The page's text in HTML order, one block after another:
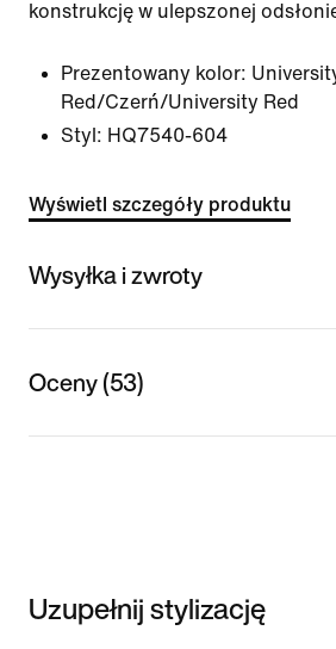
konstrukcję w ulepszonej
Prezentowany kolor:
Red/Czerń/University Red
Styl: HQ7540-604
Wyświetl szczegóły produktu
Wysyłka i zwroty
Oceny (53)
Uzupełnij stylizację